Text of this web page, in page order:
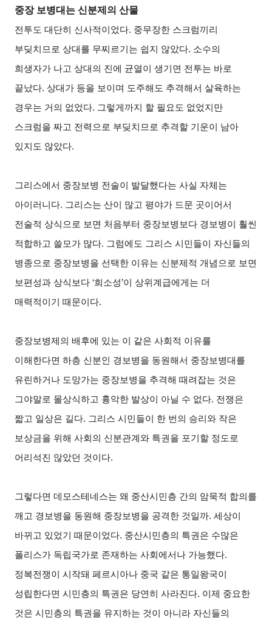
중장 보병대는 신분제의 산물
전투도 대단히 신사적이었다. 중무장한 스크럼끼리
부딪치므로 상대를 무찌르기는 쉽지 않았다. 소수의
희생자가 나고 상대의 진에 균열이 생기면 전투는 바로
끝났다. 상대가 등을 보이며 도주해도 추격해서 살육하는
경우는 거의 없었다. 그렇게까지 할 필요도 없었지만
스크럼을 짜고 전력으로 부딪치므로 추격할 기운이 남아
있지도 않았다.
그리스에서 중장보병 전술이 발달했다는 사실 자체는
아이러니다. 그리스는 산이 많고 평야가 드문 곳이어서
전술적 상식으로 보면 처음부터 중장보병보다 경보병이 훨씬
적합하고 쓸모가 많다. 그럼에도 그리스 시민들이 자신들의
병종으로 중장보병을 선택한 이유는 신분제적 개념으로 보면
보편성과 상식보다 ‘희소성’이 상위계급에게는 더
매력적이기 때문이다.
중장보병제의 배후에 있는 이 같은 사회적 이유를
이해한다면 하층 신분인 경보병을 동원해서 중장보병대를
유린하거나 도망가는 중장보병을 추격해 때려잡는 것은
그야말로 몰상식하고 흉악한 발상이 아닐 수 없다. 전쟁은
짧고 일상은 길다. 그리스 시민들이 한 번의 승리와 작은
보상금을 위해 사회의 신분관계와 특권을 포기할 정도로
어리석진 않았던 것이다.
그렇다면 데모스테네스는 왜 중산시민층 간의 암묵적 합의를
깨고 경보병을 동원해 중장보병을 공격한 것일까. 세상이
바뀌고 있었기 때문이었다. 중산시민층의 특권은 수많은
폴리스가 독립국가로 존재하는 사회에서나 가능했다.
정복전쟁이 시작돼 페르시아나 중국 같은 통일왕국이
성립한다면 시민층의 특권은 당연히 사라진다. 이제 중요한
것은 시민층의 특권을 유지하는 것이 아니라 자신들의